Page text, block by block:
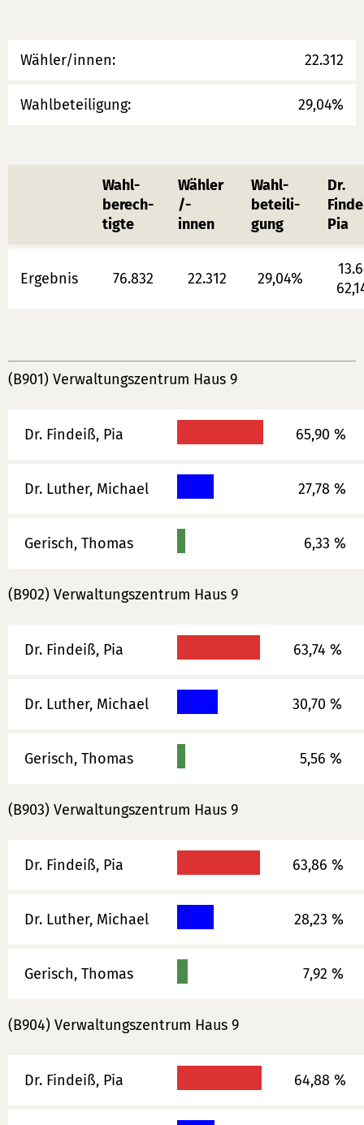
Wähler/innen: 22.312
Wahlbeteiligung: 29,04%
Wahl-
berech-
tigte
Wähler
/-
innen
Wahl-
beteili-
gung
Dr.
Pia
Ergebnis 76.832 22.312 29,04%
(B901) Verwaltungszentrum Haus 9
Dr. Findeiß, Pia 65,90 %
Dr. Luther, Michael 27,78 %
Gerisch, Thomas 6,33 %
(B902) Verwaltungszentrum Haus 9
Dr. Findeiß, Pia 63,74 %
Dr. Luther, Michael 30,70 %
Gerisch, Thomas 5,56 %
(B903) Verwaltungszentrum Haus 9
Dr. Findeiß, Pia 63,86 %
Dr. Luther, Michael 28,23 %
Gerisch, Thomas 7,92 %
(B904) Verwaltungszentrum Haus 9
Dr. Findeiß, Pia 64,88 %